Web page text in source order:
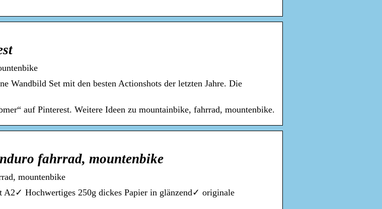
Wandbild Set mit den besten Actionshots der letzten Jahre. Die
auf Pinterest. Weitere Ideen zu mountainbike, fahrrad, mountenbike.
fahrrad, mountenbike
mountenbike
Hochwertiges 250g dickes Papier in glänzend✓ originale